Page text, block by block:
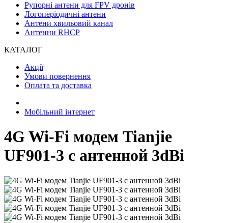
Рупорні антени для FPV дронів
Логоперіодичні антени
Антени хвильовий канал
Антенни RHCP
КАТАЛОГ
Акції
Умови повернення
Оплата та доставка
Мобільний інтернет
4G Wi-Fi модем Tianjie
UF901-3 с антенной 3dBi